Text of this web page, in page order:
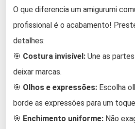
O que diferencia um amigurumi
profissional é o acabamento!
detalhes:
🎯 Costura invisível: Une as
deixar marcas.
🎯 Olhos e expressões: Escolha
borde as expressões para um
🎯 Enchimento uniforme: Não